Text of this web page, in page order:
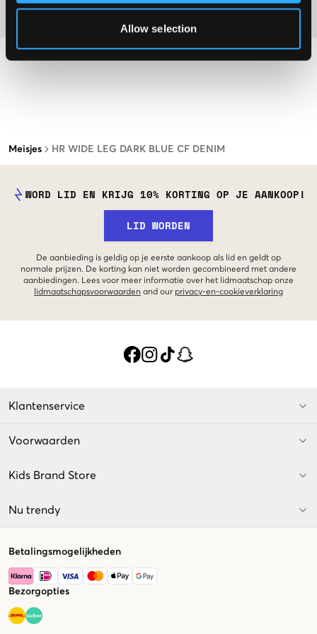
Allow selection
Meisjes HR WIDE LEG DARK BLUE CF DENIM
WORD LID EN KRIJG 10% KORTING OP JE AANKOOP!
LID WORDEN
De aanbieding is geldig op je eerste aankoop als lid en geldt op
normale prijzen. De korting kan niet worden gecombineerd met andere
aanbiedingen. Lees voor meer informatie over het lidmaatschap onze
lidmaatschapsvoorwaarden and our privacy-en-cookieverklaring
Klantenservice
Voorwaarden
Kids Brand Store
Nu trendy
Betalingsmogelijkheden
Bezorgopties